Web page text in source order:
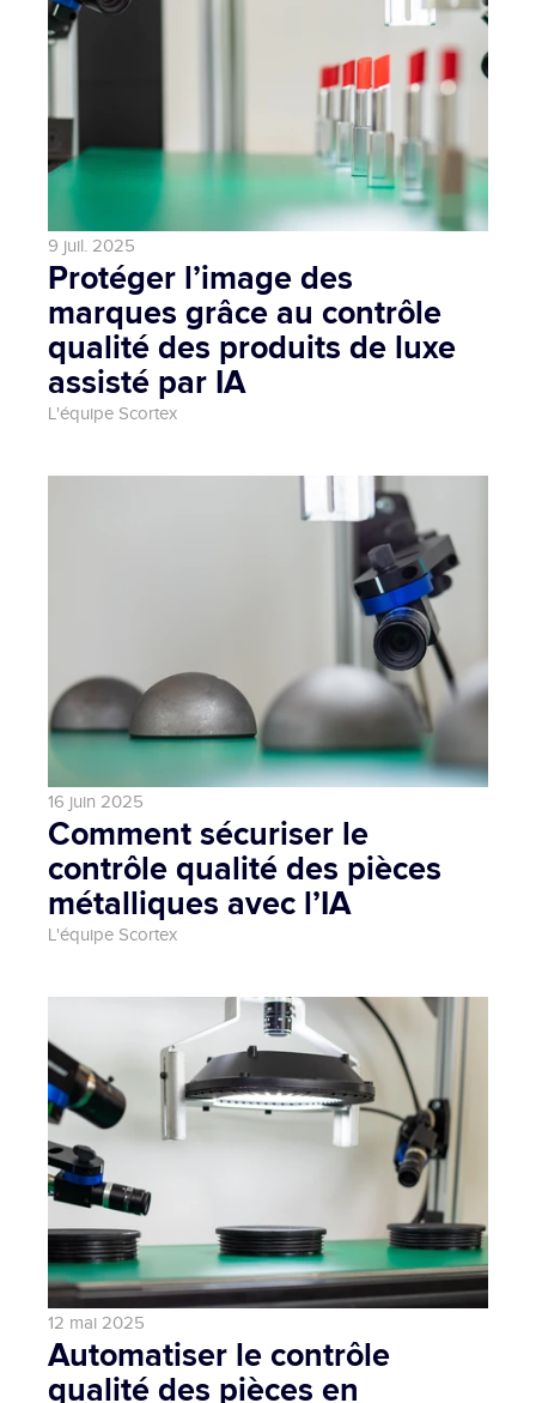
9 juil. 2025
Protéger l’image des
marques grâce au contrôle
qualité des produits de luxe
assisté par IA
L'équipe Scortex
16 juin 2025
Comment sécuriser le
contrôle qualité des pièces
métalliques avec l’IA
L'équipe Scortex
12 mai 2025
Automatiser le contrôle
qualité des pièces en